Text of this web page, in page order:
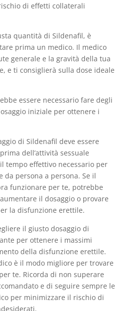
di effetti collaterali
quantità di Sildenafil, è
prima un medico. Il medico
generale e la gravità della tua
e ti consiglierà sulla dose ideale
essere necessario fare degli
iniziale per ottenere i
di Sildenafil deve essere
dell’attività sessuale
tempo effettivo necessario per
da persona a persona. Se il
funzionare per te, potrebbe
il dosaggio o provare
la disfunzione erettile.
il giusto dosaggio di
per ottenere i massimi
della disfunzione erettile.
è il modo migliore per trovare
te. Ricorda di non superare
e di seguire sempre le
per minimizzare il rischio di